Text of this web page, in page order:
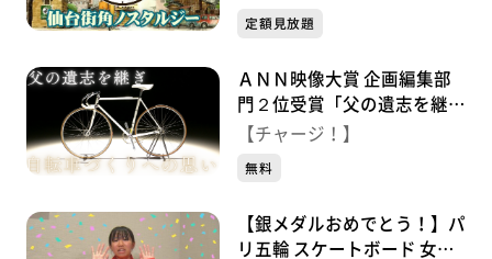
定額見放題
ＡＮＮ映像大賞 企画編集部
門２位受賞「父の遺志を継ぎ
自転車づくりにかける思い」
【チャージ！】
無料
【銀メダルおめでとう！】パ
リ五輪 スケートボード 女子